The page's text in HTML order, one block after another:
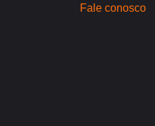
Fale conosco